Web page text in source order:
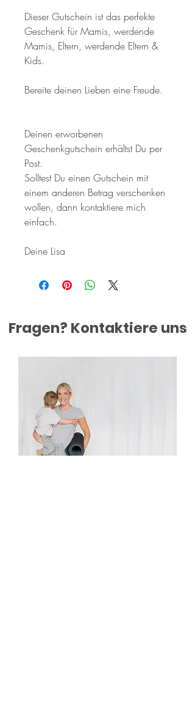
Dieser Gutschein ist das perfekte
Geschenk für Mamis, werdende
Mamis, Eltern, werdende Eltern &
Kids.
Bereite deinen Lieben eine Freude.
Deinen erworbenen
Geschenkgutschein erhältst Du per
Post.
Solltest Du einen Gutschein mit
einem anderen Betrag verschenken
wollen, dann kontaktiere mich
einfach.
Deine Lisa
Fragen? Kontaktiere uns